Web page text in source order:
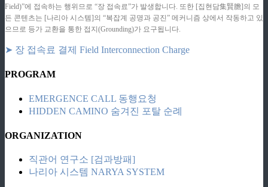
Field)”에 접속하는 행위므로 “장 접속료”가 발생합니다. 또한 [집현담集賢膽]의 모
든 콘텐츠는 [나리아 시스템]의 “복잡계 공명과 공진” 메커니즘 상에서 작동하고 있
으므로 등가 교환을 통한 접지(Grounding)가 요구됩니다.
➤ 장 접속료 결제 Field Interconnection Charge
PROGRAM
EMERGENCE CALL 동행요청
HIDDEN CAMINO 숨겨진 포탈 순례
ORGANIZATION
직관어 연구소 [검과방패]
나리아 시스템 NARYA SYSTEM